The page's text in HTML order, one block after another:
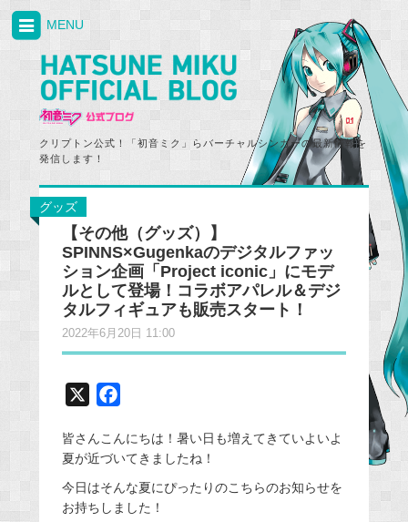
クリプトン公式！「初音ミク」らバーチャルシンガーの最新情報を
発信します！
MENU
グッズ
【その他（グッズ）】
SPINNS×Gugenkaのデジタルファッ
ション企画「Project iconic」にモデ
ルとして登場！コラボアパレル＆デジ
タルフィギュアも販売スタート！
2022年6月20日 11:00
c
e
b
o
皆さんこんにちは！暑い日も増えてきていよいよ
夏が近づいてきましたね！
今日はそんな夏にぴったりのこちらのお知らせを
お持ちしました！